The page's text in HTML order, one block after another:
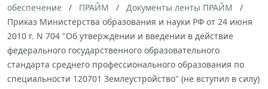
обеспечение
ПРАЙМ
Документы ленты ПРАЙМ
Приказ Министерства образования и науки РФ от 24 июня
2010 г. N 704 "Об утверждении и введении в действие
федерального государственного образовательного
стандарта среднего профессионального образования по
специальности 120701 Землеустройство" (не вступил в силу)